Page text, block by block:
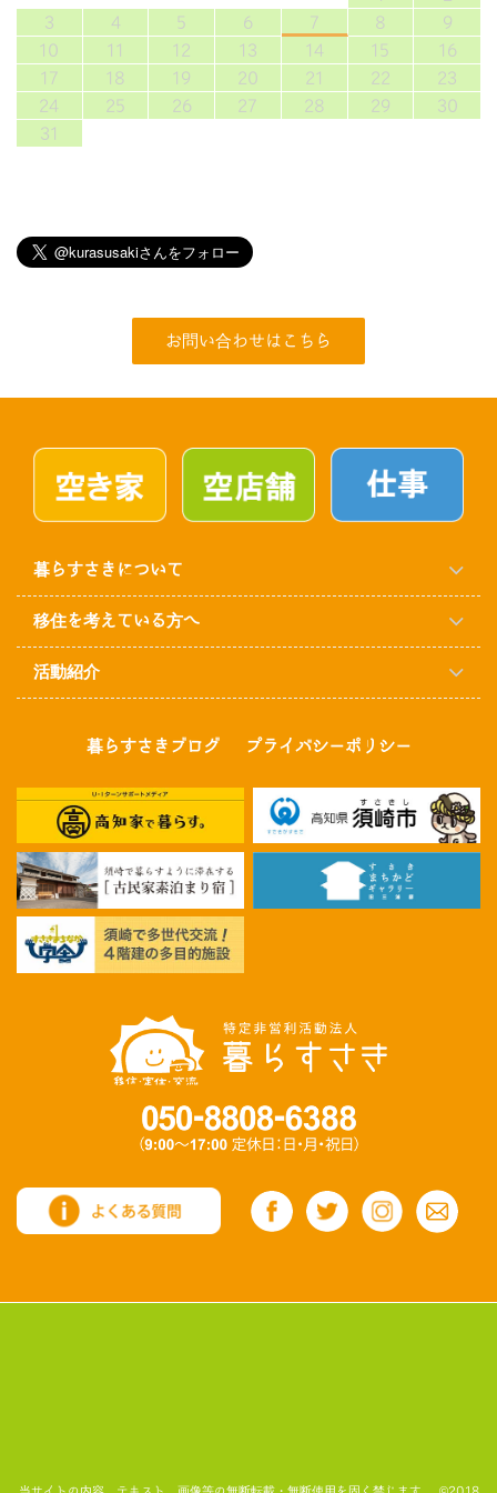
3
4 5 6 7 8
9
10
11 12 13 14 15
16
17
18 19 20 21 22
23
24
25 26 27 28 29
30
31
お問い合わせはこちら
暮らすさきについて
移住を考えている方へ
活動紹介
暮らすさきブログ プライバシーポリシー